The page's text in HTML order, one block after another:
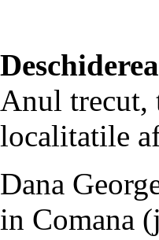
Anul trecut,
localitatile
Dana
in Comana